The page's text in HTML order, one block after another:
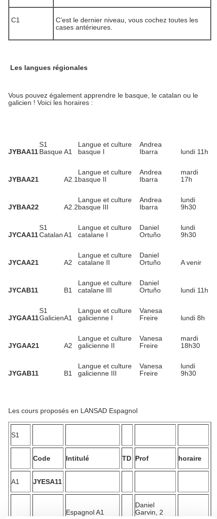
C1
C’est le dernier niveau, vous cochez toutes les
cases antérieures.
Les langues régionales
Vous pouvez également apprendre le basque, le catalan ou le
galicien ! Voici les horaires :
JYBAA11
S1
Basque A1
Langue et culture
basque I
Andrea
Ibarra
lundi 11h
JYBAA21 A2.1
Langue et culture
basque II
Andrea
Ibarra
mardi
17h
JYBAA22 A2.2
Langue et culture
basque III
Andrea
Ibarra
lundi
9h30
JYCAA11
S1
Catalan A1
Langue et culture
catalane I
Daniel
Ortuño
lundi
9h30
JYCAA21 A2
Langue et culture
catalane II
Daniel
Ortuño
A venir
JYCAB11 B1
Langue et culture
catalane III
Daniel
Ortuño
lundi 11h
JYGAA11
S1
GalicienA1
Langue et culture
galicienne I
Vanesa
Freire
lundi 8h
JYGAA21 A2
Langue et culture
galicienne II
Vanesa
Freire
mardi
18h30
JYGAB11 B1
Langue et culture
galicienne III
Vanesa
Freire
lundi
9h30
Les cours proposés en LANSAD Espagnol
S1
Code Intitulé TD Prof horaire
A1 JYESA11
Espagnol A1
Daniel
Garvin, 2